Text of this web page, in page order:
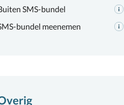
SMS-bundel
bundel meenemen